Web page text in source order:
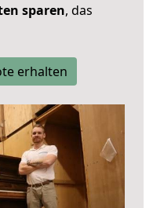
sparen, das
erhalten